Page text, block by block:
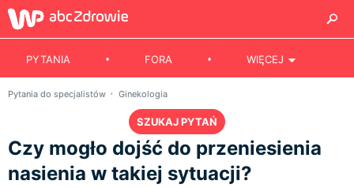
PYTANIA FORA WIĘCEJ
Pytania do specjalistów Ginekologia
SZUKAJ PYTAŃ
Czy mogło dojść do przeniesienia
nasienia w takiej sytuacji?